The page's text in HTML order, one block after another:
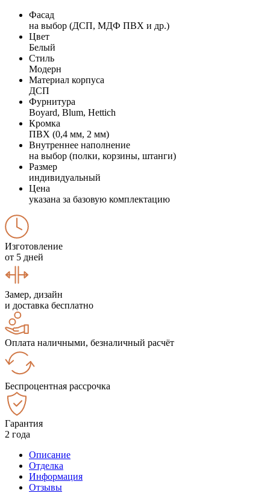
Фасад
на выбор (ДСП, МДФ ПВХ и др.)
Цвет
Белый
Стиль
Модерн
Материал корпуса
ДСП
Фурнитура
Boyard, Blum, Hettich
Кромка
ПВХ (0,4 мм, 2 мм)
Внутреннее наполнение
на выбор (полки, корзины, штанги)
Размер
индивидуальный
Цена
указана за базовую комплектацию
Изготовление
от 5 дней
Замер, дизайн
и доставка бесплатно
Оплата наличными, безналичный расчёт
Беспроцентная рассрочка
Гарантия
2 года
Описание
Отделка
Информация
Отзывы